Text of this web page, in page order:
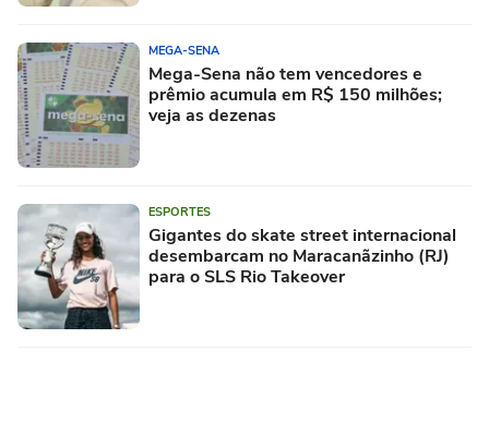
MEGA-SENA
Mega-Sena não tem vencedores e
prêmio acumula em R$ 150 milhões;
veja as dezenas
ESPORTES
Gigantes do skate street internacional
desembarcam no Maracanãzinho (RJ)
para o SLS Rio Takeover